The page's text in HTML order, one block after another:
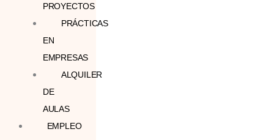
PROYECTOS
PRÁCTICAS
EN
EMPRESAS
ALQUILER
DE
AULAS
EMPLEO